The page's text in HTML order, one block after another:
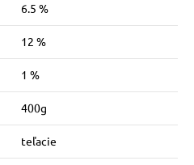
6.5 %
12 %
1 %
400g
teľacie